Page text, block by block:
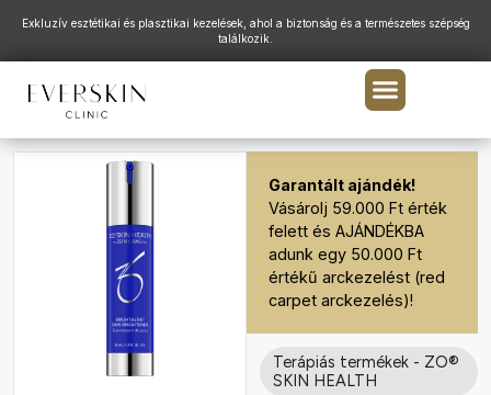
Exkluzív esztétikai és plasztikai kezelések, ahol a biztonság és a természetes szépség
találkozik.
Terápiás termékek- ZO®
SKIN HEALTH
Garantált ajándék!
Vásárolj 59.000 Ft érték
felett és AJÁNDÉKBA
adunk egy 50.000 Ft
értékű arckezelést (red
carpet arckezelés)!